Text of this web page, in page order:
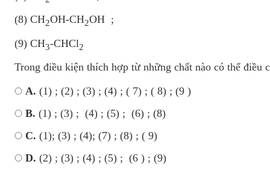
(8) CH2OH-CH2OH ;
(9) CH3-CHCl2
Trong điều kiện thích hợp từ những chất nào có thể
A. (1) ; (2) ; (3) ; (4) ; ( 7) ; ( 8) ; (9 )
B. (1) ; (3) ; (4) ; (5) ; (6) ; (8)
C. (1); (3) ; (4); (7) ; (8) ; ( 9)
D. (2) ; (3) ; (4) ; (5) ; (6 ) ; (9)